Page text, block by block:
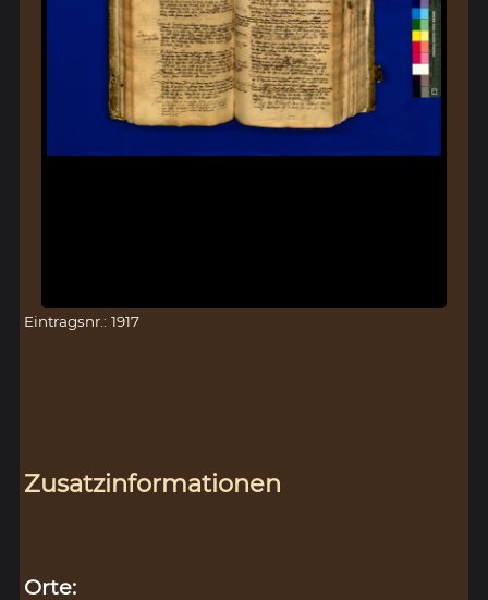
Eintragsnr.: 1917
Zusatzinformationen
Orte: